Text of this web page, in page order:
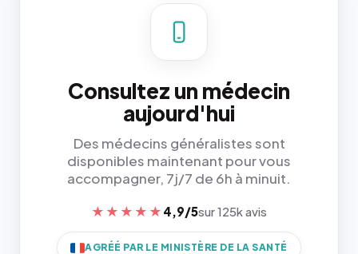
Consultez un médecin
aujourd'hui
Des médecins généralistes sont
disponibles maintenant pour vous
accompagner, 7j/7 de 6h à minuit.
★★★★★ 4,9/5sur 125k avis
AGRÉÉ PAR LE MINISTÈRE DE LA SANTÉ